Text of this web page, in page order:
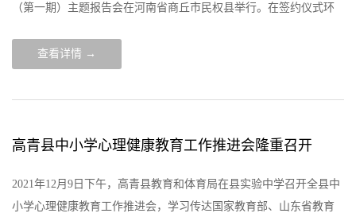
（第一期）主题报告会在河南省商丘市民权县举行。在签约仪式环
发展与教育心理学
查看详情 →
高青县中小学心理健康教育工作推进会隆重召开
2021年12月9日下午，高青县教育和体育局在县实验中学召开全县中
小学心理健康教育工作推进会，学习传达国家教育部、山东省教育